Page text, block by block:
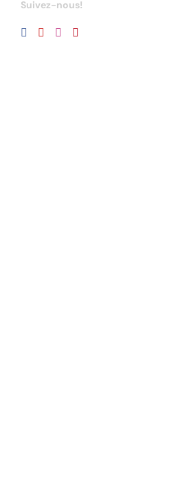
Suivez-nous!